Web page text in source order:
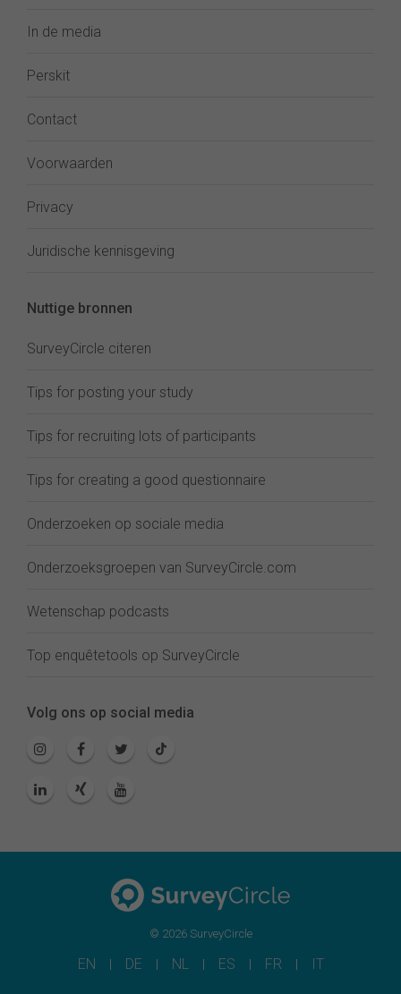
In de media
Perskit
Contact
Voorwaarden
Privacy
Juridische kennisgeving
Nuttige bronnen
SurveyCircle citeren
Tips for posting your study
Tips for recruiting lots of participants
Tips for creating a good questionnaire
Onderzoeken op sociale media
Onderzoeksgroepen van SurveyCircle.com
Wetenschap podcasts
Top enquêtetools op SurveyCircle
Volg ons op social media
© 2026 SurveyCircle
EN DE NL ES FR IT